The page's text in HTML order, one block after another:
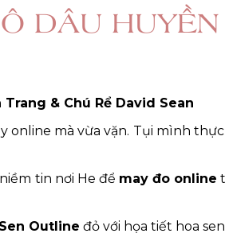
DÂU
& Chú Rể David Sean
online mà vừa vặn. Tụi mình
tin nơi He để may đo online
Sen Outline đỏ với họa tiết hoa